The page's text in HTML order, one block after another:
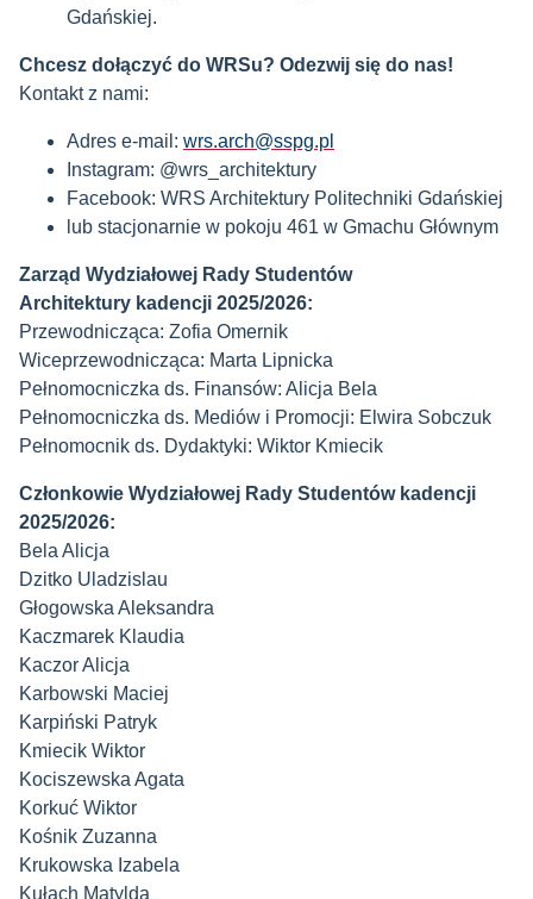
Gdańskiej.
Chcesz dołączyć do WRSu? Odezwij się do nas!
Kontakt z nami:
Adres e-mail: wrs.arch@sspg.pl
Instagram: @wrs_architektury
Facebook: WRS Architektury Politechniki Gdańskiej
lub stacjonarnie w pokoju 461 w Gmachu Głównym
Zarząd Wydziałowej Rady Studentów
Architektury kadencji 2025/2026:
Przewodnicząca: Zofia Omernik
Wiceprzewodnicząca: Marta Lipnicka
Pełnomocniczka ds. Finansów: Alicja Bela
Pełnomocniczka ds. Mediów i Promocji: Elwira Sobczuk
Pełnomocnik ds. Dydaktyki: Wiktor Kmiecik
Członkowie Wydziałowej Rady Studentów kadencji
2025/2026:
Bela Alicja
Dzitko Uladzislau
Głogowska Aleksandra
Kaczmarek Klaudia
Kaczor Alicja
Karbowski Maciej
Karpiński Patryk
Kmiecik Wiktor
Kociszewska Agata
Korkuć Wiktor
Kośnik Zuzanna
Krukowska Izabela
Kułach Matylda